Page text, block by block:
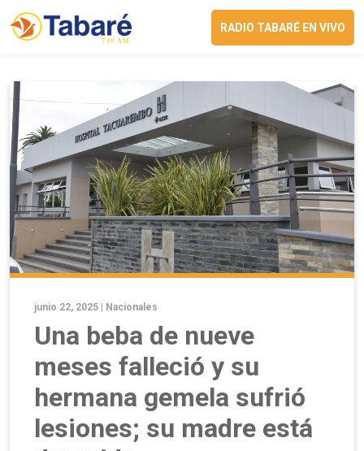
RADIO TABARÉ EN VIVO
junio 22, 2025 | Nacionales
Una beba de nueve
meses falleció y su
hermana gemela sufrió
lesiones; su madre está